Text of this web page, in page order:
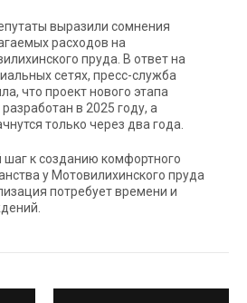
выразили сомнения
расходов на
пруда. В ответ на
сетях, пресс-служба
что проект нового этапа
в 2025 году, а
только через два года.
к созданию комфортного
у Мотовилихинского пруда
потребует времени и